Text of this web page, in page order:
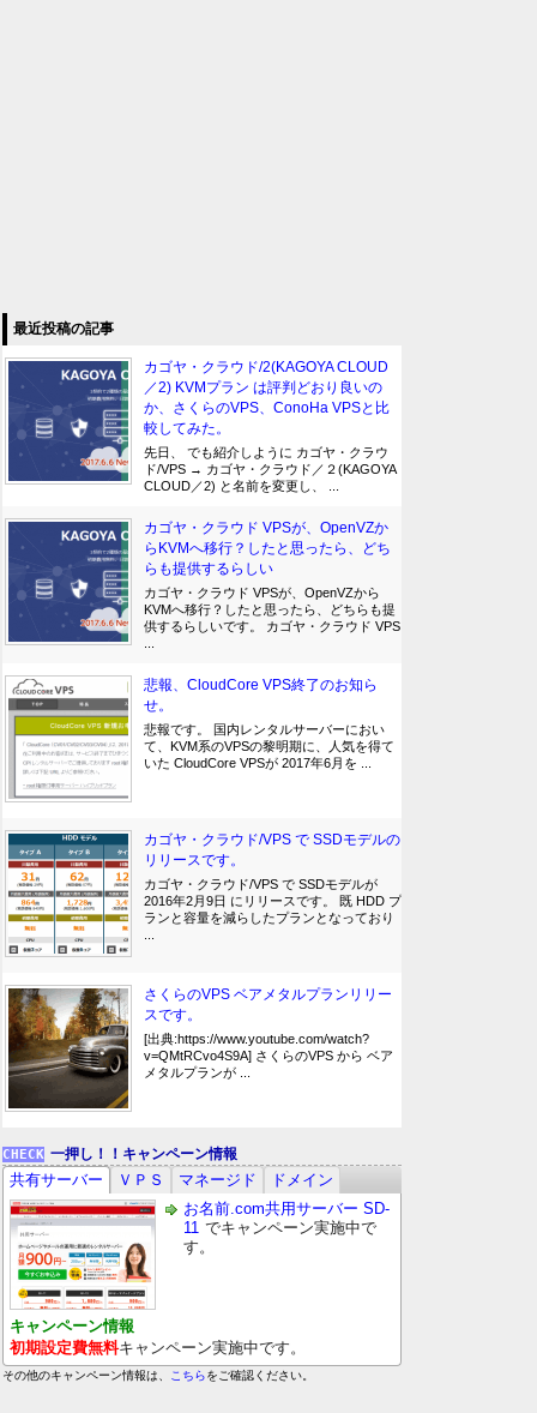
最近投稿の記事
カゴヤ・クラウド/2(KAGOYA CLOUD
／2) KVMプラン は評判どおり良いの
か、さくらのVPS、ConoHa VPSと比
較してみた。
先日、 でも紹介しように カゴヤ・クラウ
ド/VPS → カゴヤ・クラウド／２(KAGOYA
CLOUD／2) と名前を変更し、 ...
カゴヤ・クラウド VPSが、OpenVZか
らKVMへ移行？したと思ったら、どち
らも提供するらしい
カゴヤ・クラウド VPSが、OpenVZから
KVMへ移行？したと思ったら、どちらも提
供するらしいです。 カゴヤ・クラウド VPS
悲報、CloudCore VPS終了のお知ら
せ。
悲報です。 国内レンタルサーバーにおい
て、KVM系のVPSの黎明期に、人気を得て
いた CloudCore VPSが 2017年6月を ...
カゴヤ・クラウド/VPS で SSDモデルの
リリースです。
カゴヤ・クラウド/VPS で SSDモデルが
2016年2月9日 にリリースです。 既 HDD プ
ランと容量を減らしたプランとなっており
さくらのVPS ベアメタルプランリリー
スです。
[出典:https://www.youtube.com/watch?
v=QMtRCvo4S9A] さくらのVPS から ベア
メタルプランが ...
一押し！！キャンペーン情報
共有サーバー ＶＰＳ マネージド
ドメイン
お名前.com共用サーバー SD-
11 でキャンペーン実施中で
す。
キャンペーン情報
初期設定費無料キャンペーン実施中です。
その他のキャンペーン情報は、 こちらをご確認ください。